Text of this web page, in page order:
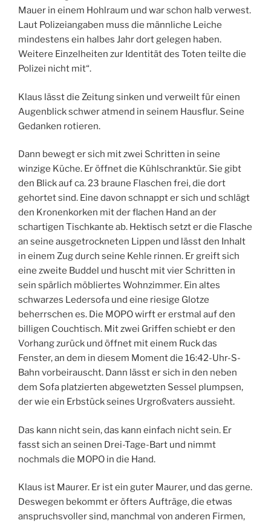
Mauer in einem Hohlraum und war schon halb verwest.
Laut Polizeiangaben muss die männliche Leiche
mindestens ein halbes Jahr dort gelegen haben.
Weitere Einzelheiten zur Identität des Toten teilte die
Polizei nicht mit“.
Klaus lässt die Zeitung sinken und verweilt für einen
Augenblick schwer atmend in seinem Hausflur. Seine
Gedanken rotieren.
Dann bewegt er sich mit zwei Schritten in seine
winzige Küche. Er öffnet die Kühlschranktür. Sie gibt
den Blick auf ca. 23 braune Flaschen frei, die dort
gehortet sind. Eine davon schnappt er sich und schlägt
den Kronenkorken mit der flachen Hand an der
schartigen Tischkante ab. Hektisch setzt er die Flasche
an seine ausgetrockneten Lippen und lässt den Inhalt
in einem Zug durch seine Kehle rinnen. Er greift sich
eine zweite Buddel und huscht mit vier Schritten in
sein spärlich möbliertes Wohnzimmer. Ein altes
schwarzes Ledersofa und eine riesige Glotze
beherrschen es. Die MOPO wirft er erstmal auf den
billigen Couchtisch. Mit zwei Griffen schiebt er den
Vorhang zurück und öffnet mit einem Ruck das
Fenster, an dem in diesem Moment die 16:42-Uhr-S-
Bahn vorbeirauscht. Dann lässt er sich in den neben
dem Sofa platzierten abgewetzten Sessel plumpsen,
der wie ein Erbstück seines Urgroßvaters aussieht.
Das kann nicht sein, das kann einfach nicht sein. Er
fasst sich an seinen Drei-Tage-Bart und nimmt
nochmals die MOPO in die Hand.
Klaus ist Maurer. Er ist ein guter Maurer, und das gerne.
Deswegen bekommt er öfters Aufträge, die etwas
anspruchsvoller sind, manchmal von anderen Firmen,